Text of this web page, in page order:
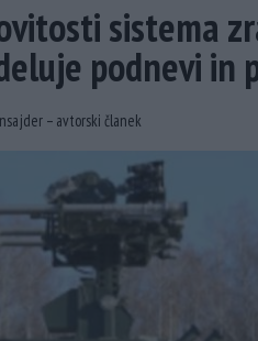
sistema
podnevi in
– avtorski članek